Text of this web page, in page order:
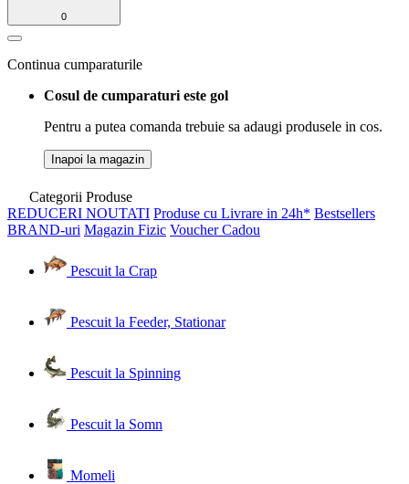
0
Continua cumparaturile
Cosul de cumparaturi este gol
Pentru a putea comanda trebuie sa adaugi produsele in cos.
Inapoi la magazin
Categorii Produse
REDUCERI NOUTATI Produse cu Livrare in 24h* Bestsellers
BRAND-uri Magazin Fizic Voucher Cadou
Pescuit la Crap
Pescuit la Feeder, Stationar
Pescuit la Spinning
Pescuit la Somn
Momeli